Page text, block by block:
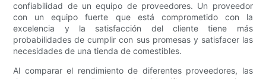
confiabilidad de un equipo de proveedores. Un proveedor
con un equipo fuerte que está comprometido con la
excelencia y la satisfacción del cliente tiene más
probabilidades de cumplir con sus promesas y satisfacer las
necesidades de una tienda de comestibles.
Al comparar el rendimiento de diferentes proveedores, las